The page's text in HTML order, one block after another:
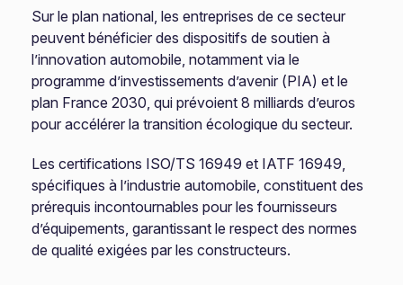
Sur le plan national, les entreprises de ce secteur
peuvent bénéficier des dispositifs de soutien à
l’innovation automobile, notamment via le
programme d’investissements d’avenir (PIA) et le
plan France 2030, qui prévoient 8 milliards d’euros
pour accélérer la transition écologique du secteur.
Les certifications ISO/TS 16949 et IATF 16949,
spécifiques à l’industrie automobile, constituent des
prérequis incontournables pour les fournisseurs
d’équipements, garantissant le respect des normes
de qualité exigées par les constructeurs.